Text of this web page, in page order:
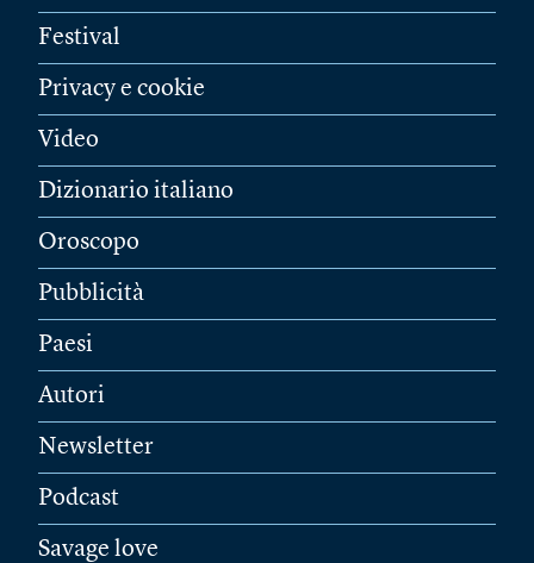
Festival
Privacy e cookie
Video
Dizionario italiano
Oroscopo
Pubblicità
Paesi
Autori
Newsletter
Podcast
Savage love